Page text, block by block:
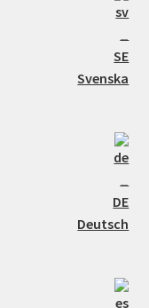
Svenska
Deutsch